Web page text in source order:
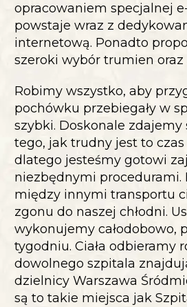
opracowaniem specjalnej
powstaje wraz z
internetową. Ponadto
szeroki wybór trumien oraz
Robimy wszystko, aby
pochówku przebiegały w
szybki. Doskonale zdajemy
tego, jak trudny jest to
dlatego jesteśmy gotowi
niezbędnymi procedurami.
między innymi transportu
zgonu do naszej chłodni.
wykonujemy całodobowo,
tygodniu. Ciała odbieramy
dowolnego szpitala
dzielnicy Warszawa
są to takie miejsca jak